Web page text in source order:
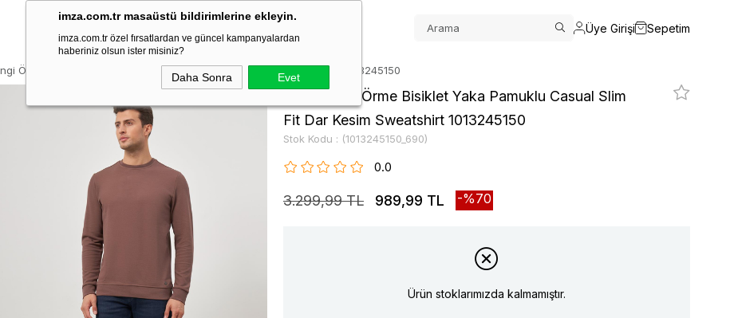
imza.com.tr masaüstü bildirimlerine ekleyin.
imza.com.tr özel fırsatlardan ve güncel kampanyalardan
haberiniz olsun ister misiniz?
Daha Sonra Evet
Üye Girişi Sepetim
Örme Bisiklet Yaka Pamuklu Casual Slim Fit Dar Kesim Sweatshirt 1013245150
Kahverengi Örme Bisiklet Yaka Pamuklu Casual Slim
Fit Dar Kesim Sweatshirt 1013245150
Stok Kodu (1013245150_690)
0.0
3.299,99 TL 989,99 TL 70
Ürün stoklarımızda kalmamıştır.